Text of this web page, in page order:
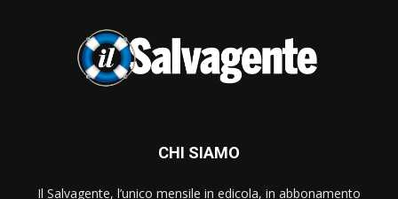
CHI SIAMO
Il Salvagente, l’unico mensile in edicola, in abbonamento